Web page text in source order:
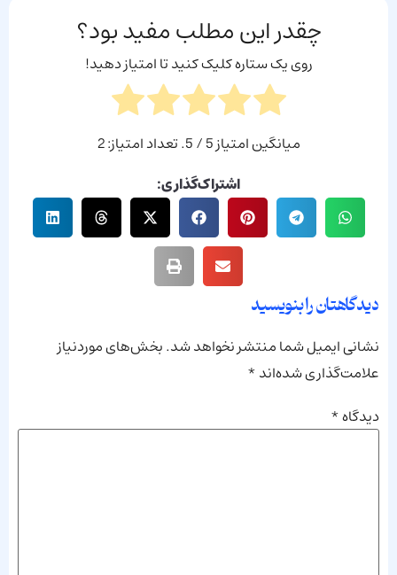
چقدر این مطلب مفید بود؟
روی یک ستاره کلیک کنید تا امتیاز دهید!
میانگین امتیاز5/ 5. تعداد امتیاز:
2
اشتراک‌گذاری:
دیدگاهتان را بنویسید
نشانی ایمیل شما منتشر نخواهد شد.بخش‌های موردنیاز
علامت‌گذاری شده‌اند*
دیدگاه*